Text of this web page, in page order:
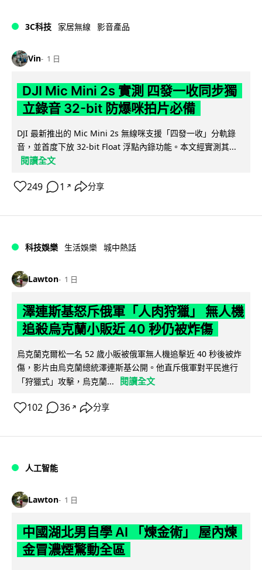
3C科技 家居無線 影音產品
Vin 1 日
DJI Mic Mini 2s 實測 四發一收同步獨
立錄音 32-bit 防爆咪拍片必備
DJI 最新推出的 Mic Mini 2s 無線咪支援「四發一收」分軌錄
音，並首度下放 32-bit Float 浮點內錄功能。本文經實測其...
閱讀全文
249 1 ↗ 分享
科技娛樂 生活娛樂 城中熱話
Lawton 1 日
澤連斯基怒斥俄軍「人肉狩獵」 無人機
追殺烏克蘭小販近 40 秒仍被炸傷
烏克蘭克爾松一名 52 歲小販被俄軍無人機追擊近 40 秒後被炸
傷，影片由烏克蘭總統澤連斯基公開。他直斥俄軍對平民進行
「狩獵式」攻擊，烏克蘭...
閱讀全文
102 36 ↗ 分享
人工智能
Lawton 1 日
中國湖北男自學 AI 「煉金術」 屋內煉
金冒濃煙驚動全區